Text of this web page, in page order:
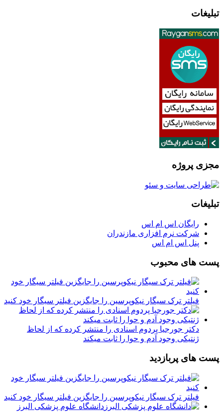
تبلیغات
مجزی پروژه
تبلیغات
رایگان اس ام اس
شرکت نرم افزاری مازندران
پنل اس ام اس
پست های محبوب
فیلتر ترک سیگار نیکوپرسین را جایگزین فیلتر سیگار خود کنید
دکتر جورجیا پردوم اسنادی را منتشر کرده که از لحاظ
ژنتیکی وجود آدم و حوا را ثابت میکند
پست های پربازدید
فیلتر ترک سیگار نیکوپرسین را جایگزین فیلتر سیگار خود کنید
دانشگاه علوم پزشکی البرز